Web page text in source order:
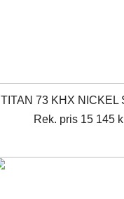
TITAN 73 KHX NICKEL
Rek. pris 15 145